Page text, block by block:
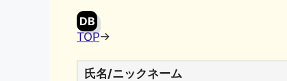
DB
TOP→
氏名/ニックネーム